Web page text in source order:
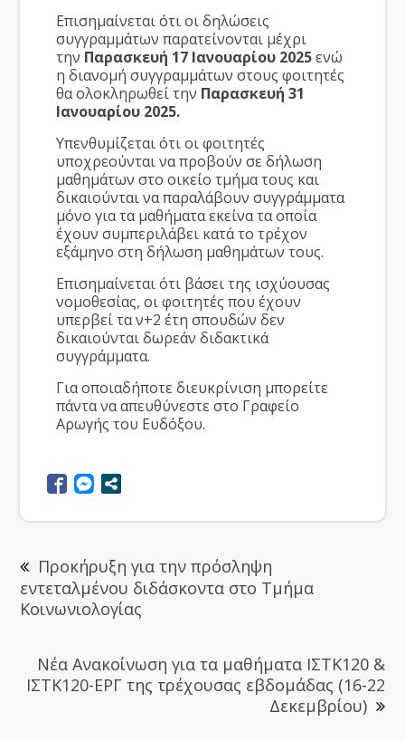
Επισημαίνεται ότι οι δηλώσεις
συγγραμμάτων παρατείνονται μέχρι
την Παρασκευή 17 Ιανουαρίου 2025ενώ
η διανομή συγγραμμάτων στους φοιτητές
θα ολοκληρωθεί την Παρασκευή 31
Ιανουαρίου 2025.
Υπενθυμίζεται ότι οι φοιτητές
υποχρεούνται να προβούν σε δήλωση
μαθημάτων στο οικείο τμήμα τους και
δικαιούνται να παραλάβουν συγγράμματα
μόνο για τα μαθήματα εκείνα τα οποία
έχουν συμπεριλάβει κατά το τρέχον
εξάμηνο στη δήλωση μαθημάτων τους.
Επισημαίνεται ότι βάσει της ισχύουσας
νομοθεσίας, οι φοιτητές που έχουν
υπερβεί τα ν+2 έτη σπουδών δεν
δικαιούνται δωρεάν διδακτικά
συγγράμματα.
Για οποιαδήποτε διευκρίνιση μπορείτε
πάντα να απευθύνεστε στο Γραφείο
Αρωγής του Ευδόξου.
Προκήρυξη για την πρόσληψη
εντεταλμένου διδάσκοντα στο Τμήμα
Κοινωνιολογίας
Νέα Ανακοίνωση για τα μαθήματα ΙΣΤΚ120 &
ΙΣΤΚ120-ΕΡΓ της τρέχουσας εβδομάδας (16-22
Δεκεμβρίου)